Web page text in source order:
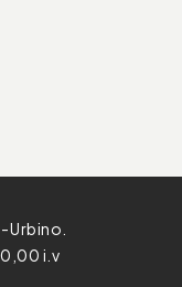
Urbino.
i.v